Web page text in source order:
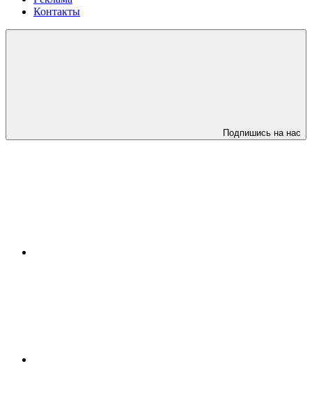
Контакты
Подпишись на нас